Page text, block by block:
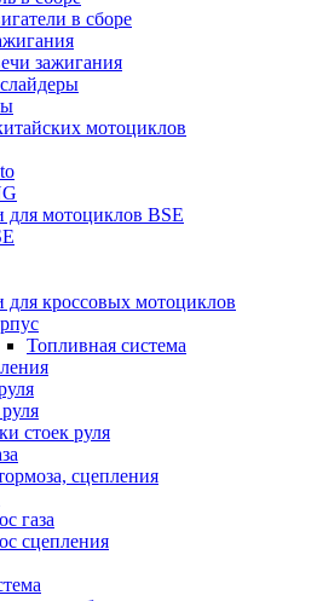
в сборе
зажигания
мотоциклов
для мотоциклов BSE
для кроссовых мотоциклов
Топливная система
стоек руля
сцепления
газа
сцепления